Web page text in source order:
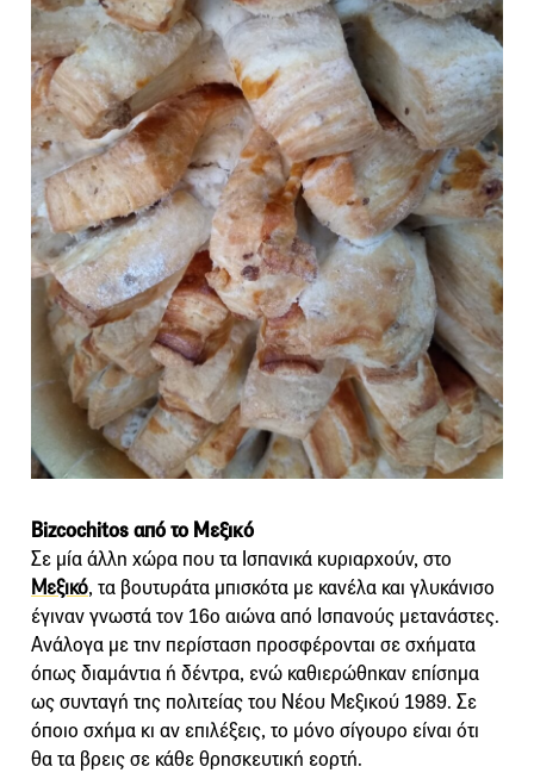
Bizcochitos από το Μεξικό
Σε μία άλλη χώρα που τα Ισπανικά κυριαρχούν, στο
Μεξικό, τα βουτυράτα μπισκότα με κανέλα και γλυκάνισο
έγιναν γνωστά τον 16ο αιώνα από Ισπανούς μετανάστες.
Ανάλογα με την περίσταση προσφέρονται σε σχήματα
όπως διαμάντια ή δέντρα, ενώ καθιερώθηκαν επίσημα
ως συνταγή της πολιτείας του Νέου Μεξικού 1989. Σε
όποιο σχήμα κι αν επιλέξεις, το μόνο σίγουρο είναι ότι
θα τα βρεις σε κάθε θρησκευτική εορτή.